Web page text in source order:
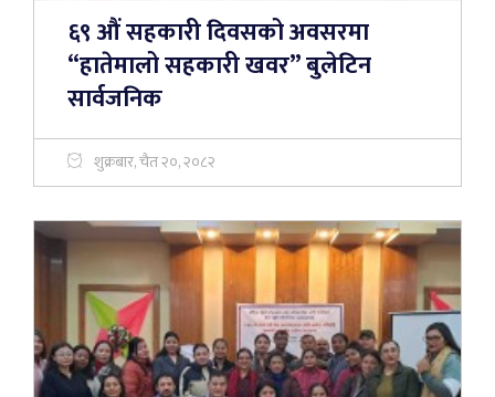
६९ औं सहकारी दिवसको अवसरमा
“हातेमालो सहकारी खवर” बुलेटिन
सार्वजनिक
शुक्रबार, चैत २०, २०८२